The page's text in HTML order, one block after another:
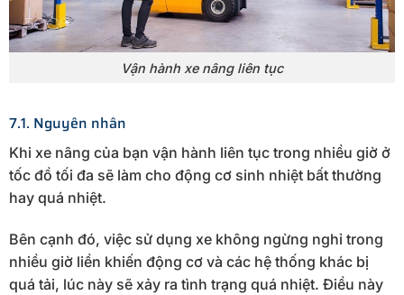
Vận hành xe nâng liên tục
7.1. Nguyên nhân
Khi xe nâng của bạn vận hành liên tục trong nhiều giờ ở
tốc đồ tối đa sẽ làm cho động cơ sinh nhiệt bất thường
hay quá nhiệt.
Bên cạnh đó, việc sử dụng xe không ngừng nghỉ trong
nhiều giờ liền khiến động cơ và các hệ thống khác bị
quá tải, lúc này sẽ xảy ra tình trạng quá nhiệt. Điều này